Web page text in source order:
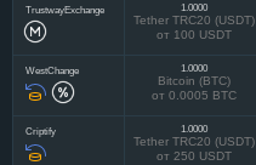
TrustwayExchange 1.0000
Tether TRC20 (USDT)
от 100 USDT
WestChange 1.0000
Bitcoin (BTC)
от 0.0005 BTC
Criptify 1.0000
Tether TRC20 (USDT)
от 250 USDT